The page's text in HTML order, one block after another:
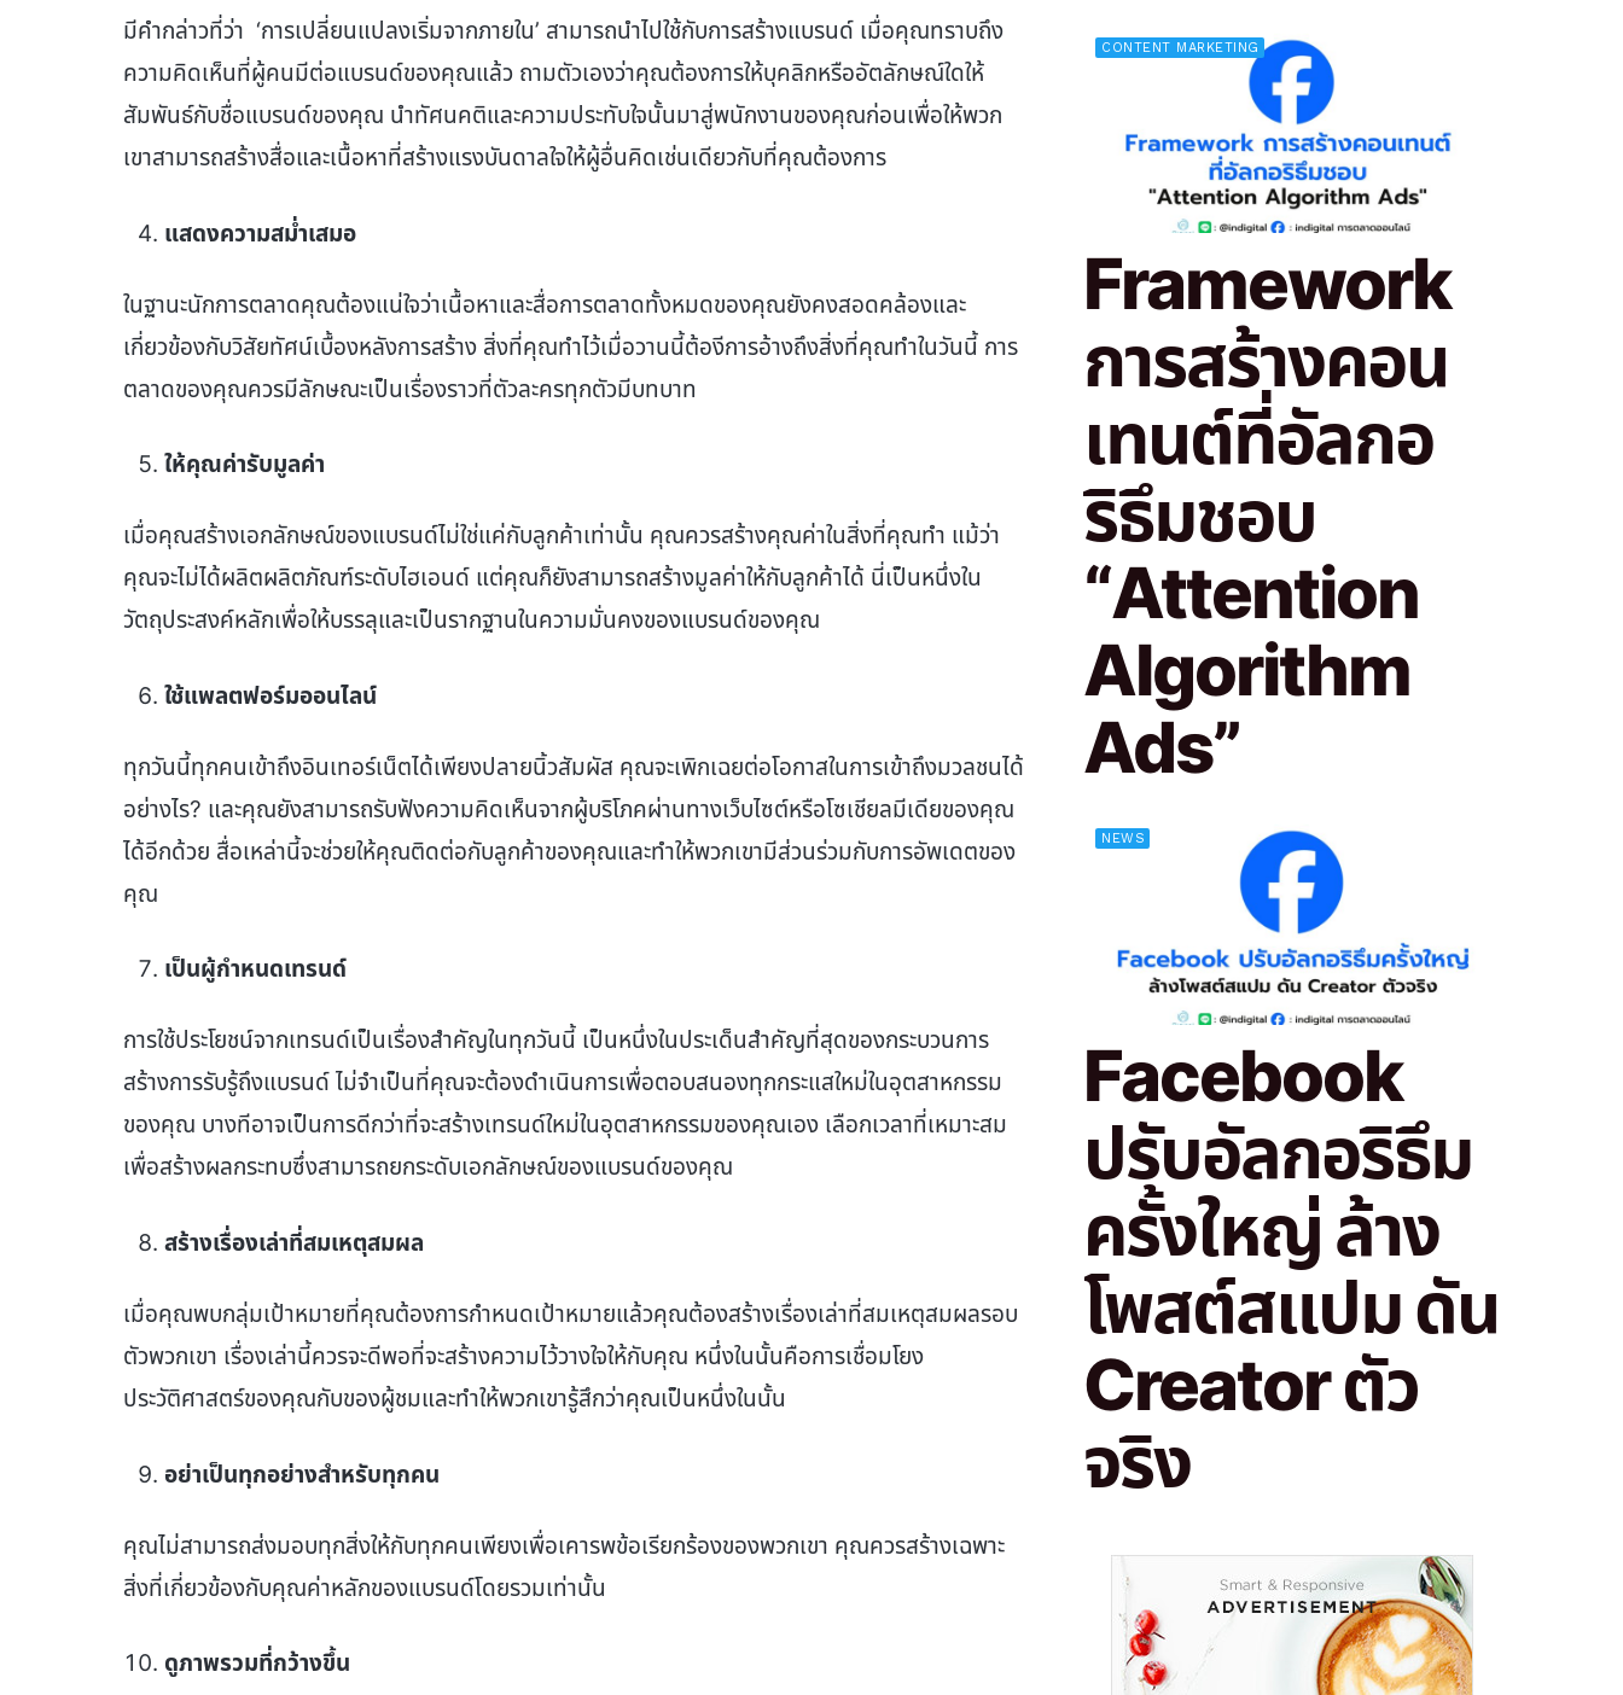
มีคำกล่าวที่ว่า ‘การเปลี่ยนแปลงเริ่มจากภายใน’ สามารถนำไปใช้กับการสร้างแบรนด์ เมื่อคุณทราบถึง
ความคิดเห็นที่ผู้คนมีต่อแบรนด์ของคุณแล้ว ถามตัวเองว่าคุณต้องการให้บุคลิกหรืออัตลักษณ์ใดให้
สัมพันธ์กับชื่อแบรนด์ของคุณ นำทัศนคติและความประทับใจนั้นมาสู่พนักงานของคุณก่อนเพื่อให้พวก
เขาสามารถสร้างสื่อและเนื้อหาที่สร้างแรงบันดาลใจให้ผู้อื่นคิดเช่นเดียวกับที่คุณต้องการ
แสดงความสม่ำเสมอ
ในฐานะนักการตลาดคุณต้องแน่ใจว่าเนื้อหาและสื่อการตลาดทั้งหมดของคุณยังคงสอดคล้องและ
เกี่ยวข้องกับวิสัยทัศน์เบื้องหลังการสร้าง สิ่งที่คุณทำไว้เมื่อวานนี้ต้องีการอ้างถึงสิ่งที่คุณทำในวันนี้ การ
ตลาดของคุณควรมีลักษณะเป็นเรื่องราวที่ตัวละครทุกตัวมีบทบาท
ให้คุณค่ารับมูลค่า
เมื่อคุณสร้างเอกลักษณ์ของแบรนด์ไม่ใช่แค่กับลูกค้าเท่านั้น คุณควรสร้างคุณค่าในสิ่งที่คุณทำ แม้ว่า
คุณจะไม่ได้ผลิตผลิตภัณฑ์ระดับไฮเอนด์ แต่คุณก็ยังสามารถสร้างมูลค่าให้กับลูกค้าได้ นี่เป็นหนึ่งใน
วัตถุประสงค์หลักเพื่อให้บรรลุและเป็นรากฐานในความมั่นคงของแบรนด์ของคุณ
ใช้แพลตฟอร์มออนไลน์
ทุกวันนี้ทุกคนเข้าถึงอินเทอร์เน็ตได้เพียงปลายนิ้วสัมผัส คุณจะเพิกเฉยต่อโอกาสในการเข้าถึงมวลชนได้
อย่างไร? และคุณยังสามารถรับฟังความคิดเห็นจากผู้บริโภคผ่านทางเว็บไซต์หรือโซเชียลมีเดียของคุณ
ได้อีกด้วย สื่อเหล่านี้จะช่วยให้คุณติดต่อกับลูกค้าของคุณและทำให้พวกเขามีส่วนร่วมกับการอัพเดตของ
คุณ
เป็นผู้กำหนดเทรนด์
การใช้ประโยชน์จากเทรนด์เป็นเรื่องสำคัญในทุกวันนี้ เป็นหนึ่งในประเด็นสำคัญที่สุดของกระบวนการ
สร้างการรับรู้ถึงแบรนด์ ไม่จำเป็นที่คุณจะต้องดำเนินการเพื่อตอบสนองทุกกระแสใหม่ในอุตสาหกรรม
ของคุณ บางทีอาจเป็นการดีกว่าที่จะสร้างเทรนด์ใหม่ในอุตสาหกรรมของคุณเอง เลือกเวลาที่เหมาะสม
เพื่อสร้างผลกระทบซึ่งสามารถยกระดับเอกลักษณ์ของแบรนด์ของคุณ
สร้างเรื่องเล่าที่สมเหตุสมผล
เมื่อคุณพบกลุ่มเป้าหมายที่คุณต้องการกำหนดเป้าหมายแล้วคุณต้องสร้างเรื่องเล่าที่สมเหตุสมผลรอบ
ตัวพวกเขา เรื่องเล่านี้ควรจะดีพอที่จะสร้างความไว้วางใจให้กับคุณ หนึ่งในนั้นคือการเชื่อมโยง
ประวัติศาสตร์ของคุณกับของผู้ชมและทำให้พวกเขารู้สึกว่าคุณเป็นหนึ่งในนั้น
อย่าเป็นทุกอย่างสำหรับทุกคน
คุณไม่สามารถส่งมอบทุกสิ่งให้กับทุกคนเพียงเพื่อเคารพข้อเรียกร้องของพวกเขา คุณควรสร้างเฉพาะ
สิ่งที่เกี่ยวข้องกับคุณค่าหลักของแบรนด์โดยรวมเท่านั้น
ดูภาพรวมที่กว้างขึ้น
CONTENT MARKETING
Framework
การสร้างคอน
เทนต์ที่อัลกอ
ริธึมชอบ
“Attention
Algorithm
Ads”
NEWS
Facebook
ปรับอัลกอริธึม
ครั้งใหญ่ ล้าง
โพสต์สแปม ดัน
Creator ตัว
จริง